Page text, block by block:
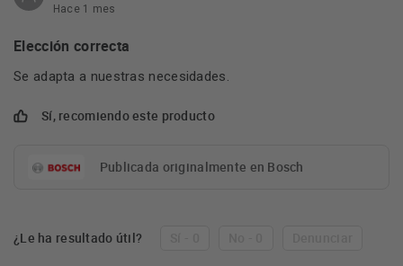
Hace 1 mes
Elección correcta
Se adapta a nuestras necesidades.
Sí, recomiendo este producto
Publicada originalmente en Bosch
¿Le ha resultado útil?